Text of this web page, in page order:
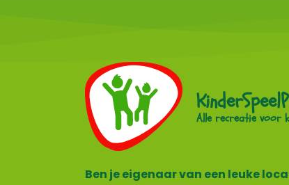
Alle recreatie voor
Ben je eigenaar van een leuke